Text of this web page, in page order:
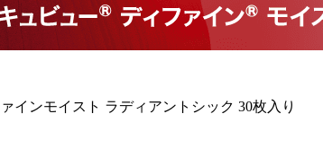
インモイスト ラディアントシック 30枚入り